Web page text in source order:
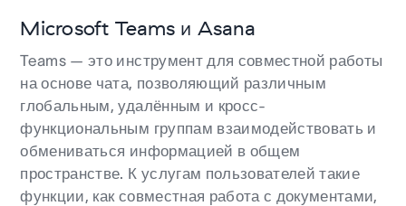
Microsoft Teams и Asana
Teams — это инструмент для совместной работы
на основе чата, позволяющий различным
глобальным, удалённым и кросс-
функциональным группам взаимодействовать и
обмениваться информацией в общем
пространстве. К услугам пользователей такие
функции, как совместная работа с документами,